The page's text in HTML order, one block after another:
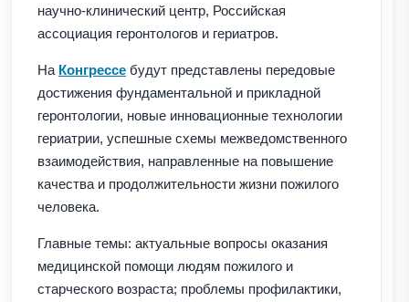
научно-клинический центр, Российская
ассоциация геронтологов и гериатров.
На Конгрессе будут представлены передовые
достижения фундаментальной и прикладной
геронтологии, новые инновационные технологии
гериатрии, успешные схемы межведомственного
взаимодействия, направленные на повышение
качества и продолжительности жизни пожилого
человека.
Главные темы: актуальные вопросы оказания
медицинской помощи людям пожилого и
старческого возраста; проблемы профилактики,